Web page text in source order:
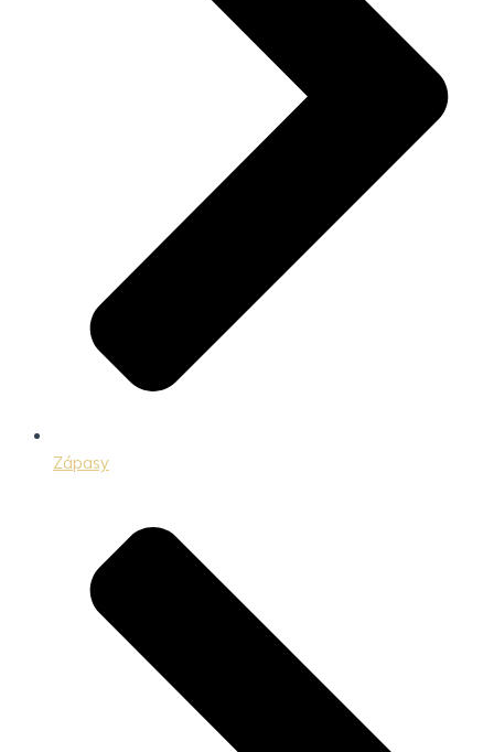
Zápasy